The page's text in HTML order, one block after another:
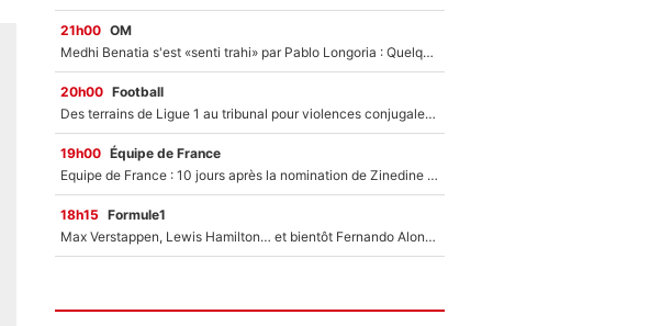
21h00 OM
Medhi Benatia s'est «senti trahi» par Pablo Longoria : Quelques semaines après son départ, l'ancien directeur de football de l'OM règle ses comptes
20h00 Football
Des terrains de Ligue 1 au tribunal pour violences conjugales : Un arbitre français encourt une peine de 18 mois de prison !
19h00 Équipe de France
Equipe de France : 10 jours après la nomination de Zinedine Zidane, c'est au tour de son fils de prendre un nouveau départ !
18h15 Formule1
Max Verstappen, Lewis Hamilton… et bientôt Fernando Alonso ? Le classement des pilotes les mieux payés en Formule 1 risque de changer !